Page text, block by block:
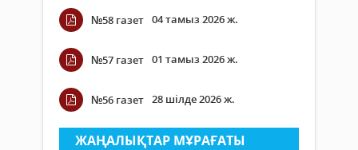
№58 газет 04 тамыз 2026 ж.
№57 газет 01 тамыз 2026 ж.
№56 газет 28 шілде 2026 ж.
ЖАҢАЛЫҚТАР МҰРАҒАТЫ